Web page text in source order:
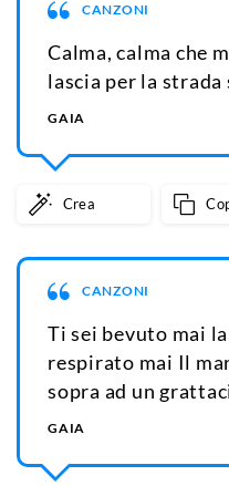
CANZONI
Calma, calma che
lascia per la strada
GAIA
Crea
CANZONI
Ti sei bevuto mai
respirato mai Il
sopra ad un
GAIA